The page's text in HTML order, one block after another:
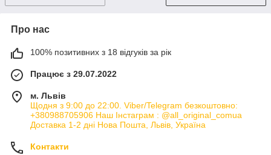
Про нас
100% позитивних з 18 відгуків за рік
Працює з 29.07.2022
м. Львів
Щодня з 9:00 до 22:00. Viber/Telegram безкоштовно:
+380988705906 Наш Інстаграм : @all_original_comua
Доставка 1-2 дні Нова Пошта, Львів, Україна
Контакти